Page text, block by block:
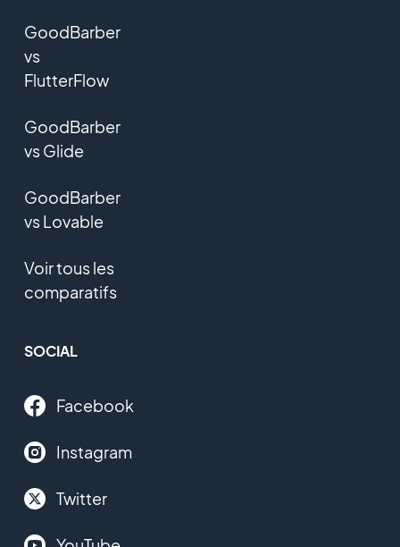
GoodBarber
vs
FlutterFlow
GoodBarber
vs Glide
GoodBarber
vs Lovable
Voir tous les
comparatifs
SOCIAL
Facebook
Instagram
Twitter